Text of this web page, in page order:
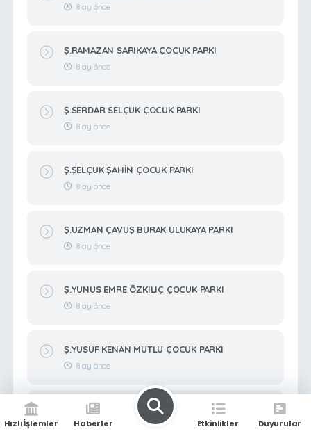
8 ay önce
Ş.RAMAZAN SARIKAYA ÇOCUK PARKI
8 ay önce
Ş.SERDAR SELÇUK ÇOCUK PARKI
8 ay önce
Ş.ŞELÇUK ŞAHİN ÇOCUK PARKI
8 ay önce
Ş.UZMAN ÇAVUŞ BURAK ULUKAYA PARKI
8 ay önce
Ş.YUNUS EMRE ÖZKILIÇ ÇOCUK PARKI
8 ay önce
Ş.YUSUF KENAN MUTLU ÇOCUK PARKI
8 ay önce
Ş.ZEKERİYA BİTMEZ ÇOCUK PARKI
8 ay önce
Hızlı İşlemler Haberler Etkinlikler Duyurular